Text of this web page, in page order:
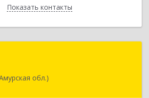
Показать контакты
Назад
обл.)
Амурская обл, Благовещенск г,